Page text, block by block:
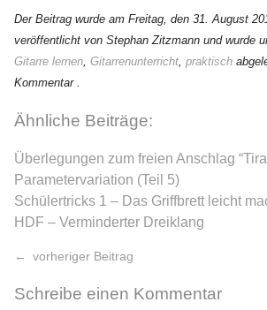
Der Beitrag wurde am Freitag, den 31. August
veröffentlicht von Stephan Zitzmann und wurde
Gitarre lernen, Gitarrenunterricht, praktisch
Kommentar .
Ähnliche Beiträge:
Überlegungen zum freien Anschlag
Parametervariation (Teil 5)
Schülertricks 1 – Das Griffbrett leicht
HDF – Verminderter Dreiklang
vorheriger Beitrag
Schreibe einen Kommentar